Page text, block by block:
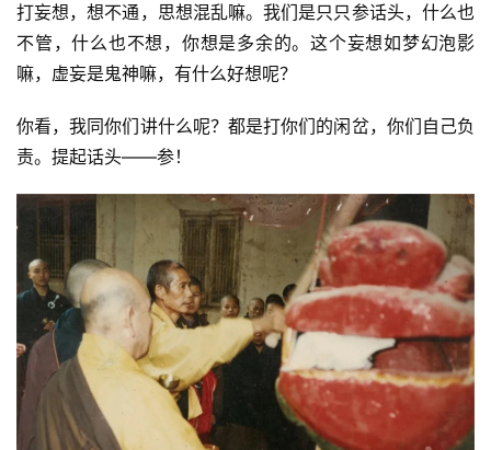
打妄想，想不通，思想混乱嘛。我们是只只参话头，什么也
不管，什么也不想，你想是多余的。这个妄想如梦幻泡影
嘛，虚妄是鬼神嘛，有什么好想呢？
你看，我同你们讲什么呢？都是打你们的闲岔，你们自己负
责。提起话头——参！